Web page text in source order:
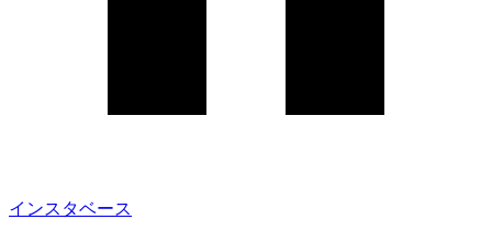
インスタベース